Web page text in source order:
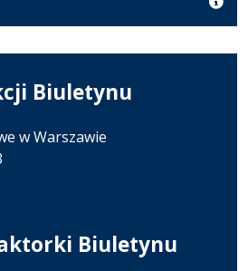
Biuletynu
w Warszawie
Biuletynu